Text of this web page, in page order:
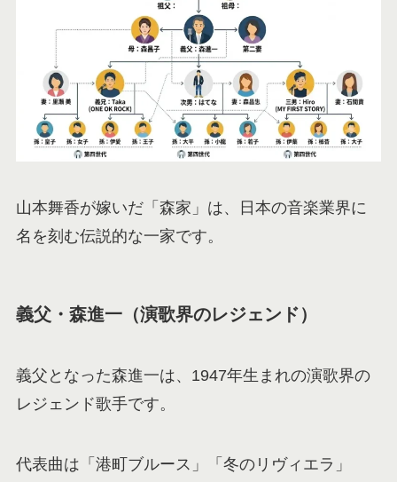
山本舞香が嫁いだ「森家」は、日本の音楽業界に
名を刻む伝説的な一家です。
義父・森進一（演歌界のレジェンド）
義父となった森進一は、1947年生まれの演歌界の
レジェンド歌手です。
代表曲は「港町ブルース」「冬のリヴィエラ」